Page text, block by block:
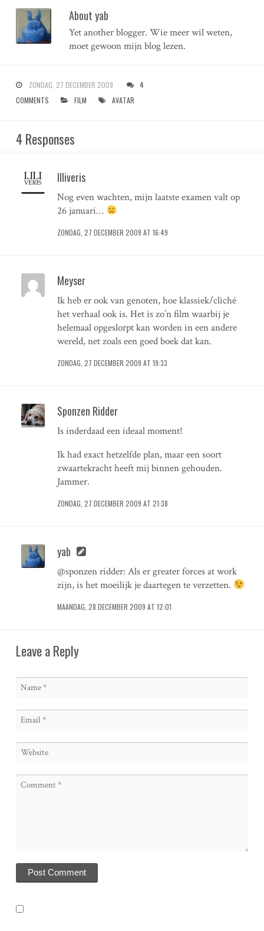
About yab
Yet another blogger. Wie meer wil weten,
moet gewoon mijn blog lezen.
ZONDAG, 27 DECEMBER 2009
4
COMMENTS
FILM AVATAR
4 Responses
Illiveris
Nog even wachten, mijn laatste examen valt op
26 januari…
ZONDAG, 27 DECEMBER 2009 AT 16:49
Meyser
Ik heb er ook van genoten, hoe klassiek/cliché
het verhaal ook is. Het is zo’n film waarbij je
helemaal opgeslorpt kan worden in een andere
wereld, net zoals een goed boek dat kan.
ZONDAG, 27 DECEMBER 2009 AT 19:33
Sponzen Ridder
Is inderdaad een ideaal moment!
Ik had exact hetzelfde plan, maar een soort
zwaartekracht heeft mij binnen gehouden.
Jammer.
ZONDAG, 27 DECEMBER 2009 AT 21:38
yab
@sponzen ridder: Als er greater forces at work
zijn, is het moeilijk je daartegen te verzetten.
MAANDAG, 28 DECEMBER 2009 AT 12:01
Leave a Reply